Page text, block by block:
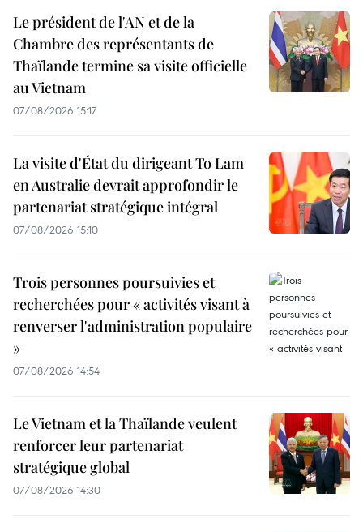
Le président de l'AN et de la
Chambre des représentants de
Thaïlande termine sa visite officielle
au Vietnam
07/08/2026 15:17
La visite d'État du dirigeant To Lam
en Australie devrait approfondir le
partenariat stratégique intégral
07/08/2026 15:10
Trois personnes poursuivies et
recherchées pour « activités visant à
renverser l'administration populaire
»
07/08/2026 14:54
Le Vietnam et la Thaïlande veulent
renforcer leur partenariat
stratégique global
07/08/2026 14:30